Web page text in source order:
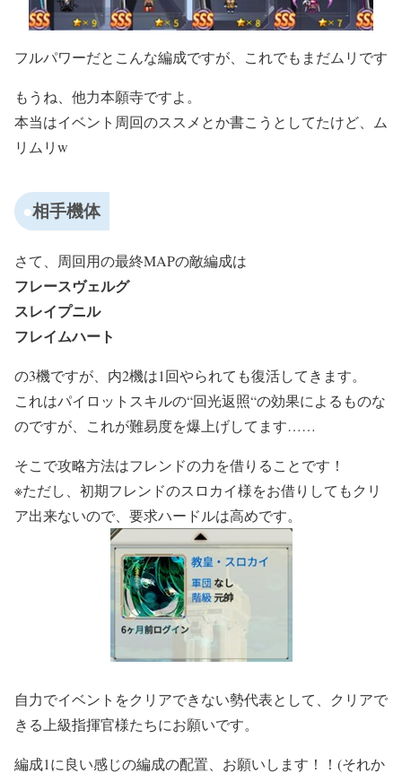
フルパワーだとこんな編成ですが、これでもまだムリです
もうね、他力本願寺ですよ。
本当はイベント周回のススメとか書こうとしてたけど、ム
リムリw
相手機体
さて、周回用の最終MAPの敵編成は
フレースヴェルグ
スレイプニル
フレイムハート
の3機ですが、内2機は1回やられても復活してきます。
これはパイロットスキルの“回光返照“の効果によるものな
のですが、これが難易度を爆上げしてます……
そこで攻略方法はフレンドの力を借りることです！
※ただし、初期フレンドのスロカイ様をお借りしてもクリ
ア出来ないので、要求ハードルは高めです。
自力でイベントをクリアできない勢代表として、クリアで
きる上級指揮官様たちにお願いです。
編成1に良い感じの編成の配置、お願いします！！(それか